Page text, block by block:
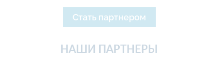
Стать партнером
НАШИ ПАРТНЕРЫ